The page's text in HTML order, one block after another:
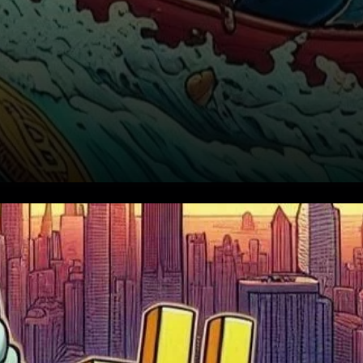
Les détenteurs à court terme
de Bitcoin (STH) ont
récemment subi des pertes